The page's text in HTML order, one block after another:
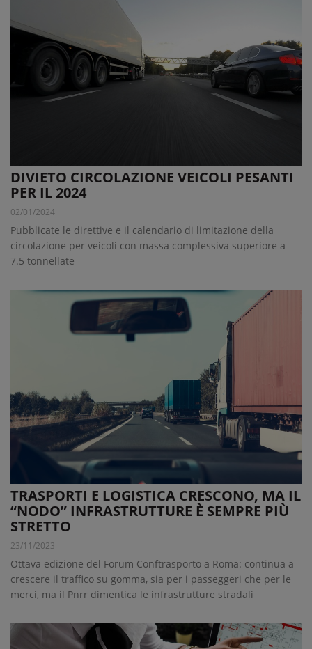
DIVIETO CIRCOLAZIONE VEICOLI PESANTI
PER IL 2024
02/01/2024
Pubblicate le direttive e il calendario di limitazione della
circolazione per veicoli con massa complessiva superiore a
7.5 tonnellate
TRASPORTI E LOGISTICA CRESCONO, MA IL
“NODO” INFRASTRUTTURE È SEMPRE PIÙ
STRETTO
23/11/2023
Ottava edizione del Forum Conftrasporto a Roma: continua a
crescere il traffico su gomma, sia per i passeggeri che per le
merci, ma il Pnrr dimentica le infrastrutture stradali